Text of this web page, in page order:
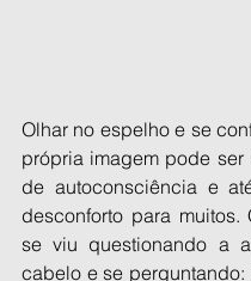
Olhar no espelho e se
própria imagem pode ser
de autoconsciência e
desconforto para muitos.
se viu questionando a
cabelo e se perguntando: